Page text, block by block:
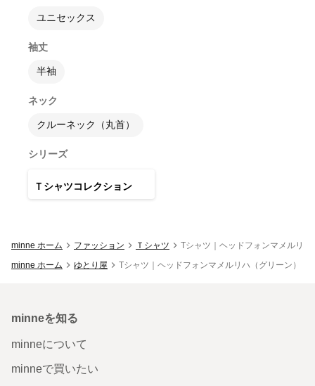
ユニセックス
袖丈
半袖
ネック
クルーネック（丸首）
シリーズ
Ｔシャツコレクション
minne ホーム ファッション Ｔシャツ
Tシャツ｜ヘッドフォンマメルリハ
minne ホーム
ゆとり屋 Tシャツ｜ヘッドフォンマメルリハ（グリーン）
minneを知る
minneについて
minneで買いたい